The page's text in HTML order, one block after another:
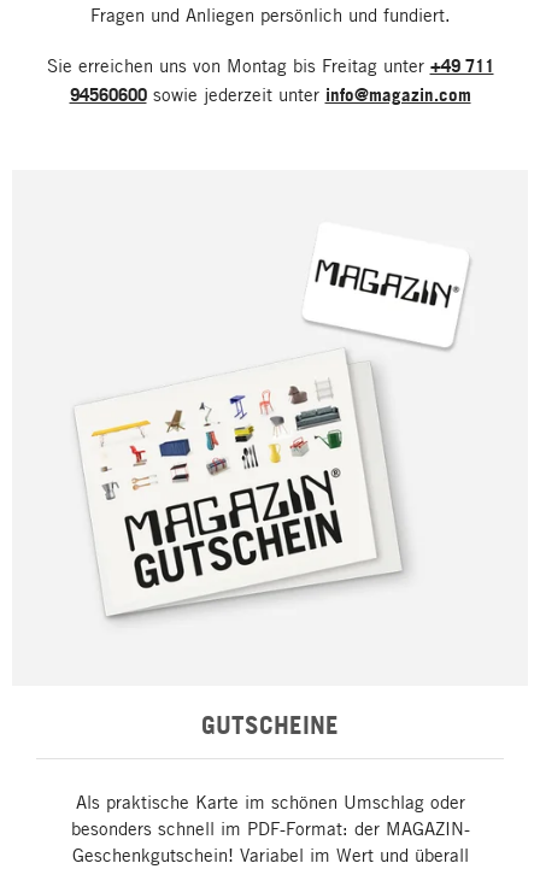
Fragen und Anliegen persönlich und fundiert.
Sie erreichen uns von Montag bis Freitag unter +49 711
94560600sowie jederzeit unter info@magazin.com
GUTSCHEINE
Als praktische Karte im schönen Umschlag oder
besonders schnell im PDF-Format: der MAGAZIN-
Geschenkgutschein! Variabel im Wert und überall